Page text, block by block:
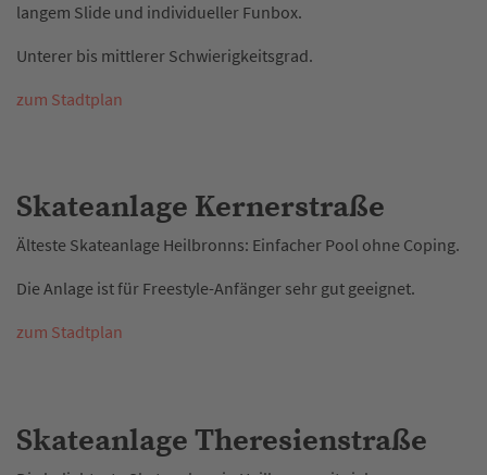
langem Slide und individueller Funbox.
Unterer bis mittlerer Schwierigkeitsgrad.
zum Stadtplan
Skateanlage Kernerstraße
Älteste Skateanlage Heilbronns: Einfacher Pool ohne Coping.
Die Anlage ist für Freestyle-Anfänger sehr gut geeignet.
zum Stadtplan
Skateanlage Theresienstraße